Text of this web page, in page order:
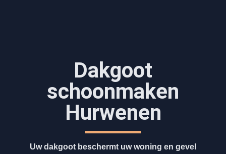
Dakgoot
schoonmaken​
Hurwenen
Uw dakgoot beschermt uw woning en gevel